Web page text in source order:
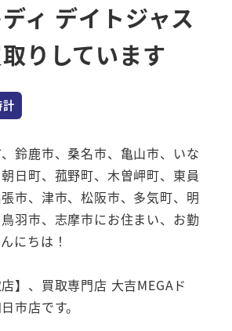
ィ デイトジャス
りしています
ゴリー
計
鈴鹿市、桑名市、亀山市、いな
日町、菰野町、木曽岬町、東員
市、津市、松阪市、多気町、明
羽市、志摩市にお住まい、お勤
にちは！
店】、買取専門店 大吉MEGAド
市店です。